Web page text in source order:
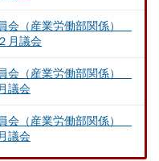
会（産業労働部関係）
月議会
会（産業労働部関係）
議会
会（産業労働部関係）
議会